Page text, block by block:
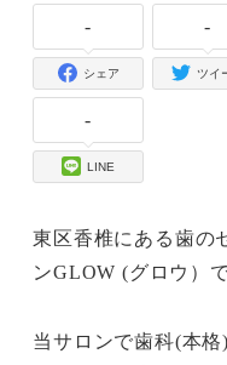
-
シェア
-
ツイ
-
LINE
東区香椎にある歯の
ンGLOW (グロウ）で
当サロンで歯科(本